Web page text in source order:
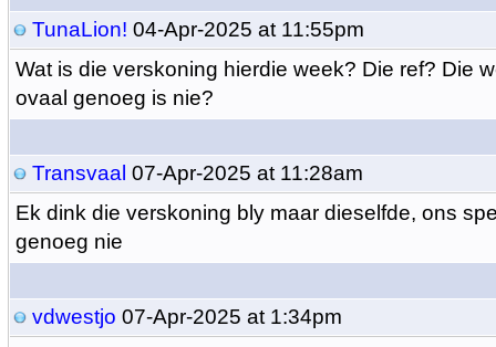
TunaLion! 04-Apr-2025 at 11:55pm
Wat is die verskoning hierdie week? Die ref? Die
ovaal genoeg is nie?
Transvaal 07-Apr-2025 at 11:28am
Ek dink die verskoning bly maar dieselfde, ons
genoeg nie
vdwestjo 07-Apr-2025 at 1:34pm